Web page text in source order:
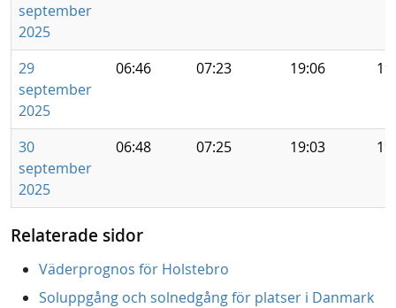
september
2025
29
september
2025
06:46 07:23 19:06
30
september
2025
06:48 07:25 19:03
Relaterade sidor
Väderprognos för Holstebro
Soluppgång och solnedgång för platser i Danmark